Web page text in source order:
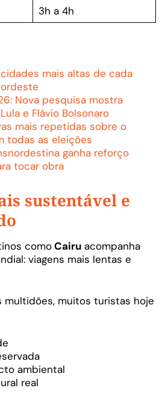
3h a 4h
mais altas de cada
Nova pesquisa mostra
e Flávio Bolsonaro
mais repetidas sobre o
todas as eleições
ganha reforço
tocar obra
sustentável e
comoCairu acompanha
viagens mais lentas e
multidões, muitos turistas hoje
ambiental
real